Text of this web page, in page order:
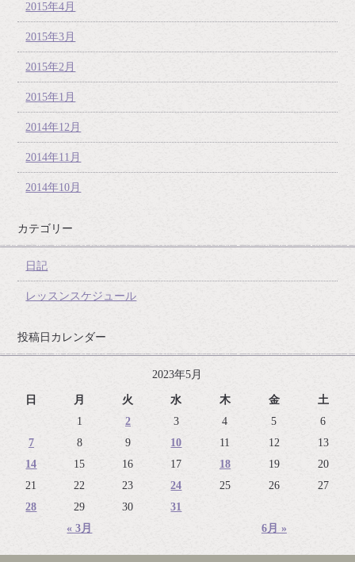
2015年4月
2015年3月
2015年2月
2015年1月
2014年12月
2014年11月
2014年10月
カテゴリー
日記
レッスンスケジュール
投稿日カレンダー
2023年5月
日 月 火 水 木 金 土
« 3月 6月 »
1 2 3 4 5
6
7
8 9 10 11 12
13
14
15 16 17 18 19
20
21
22 23 24 25 26
27
28
29 30 31